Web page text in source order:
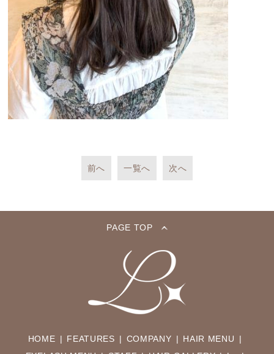
前へ 一覧へ 次へ
PAGE TOP
HOME FEATURES COMPANY
HAIR MENU